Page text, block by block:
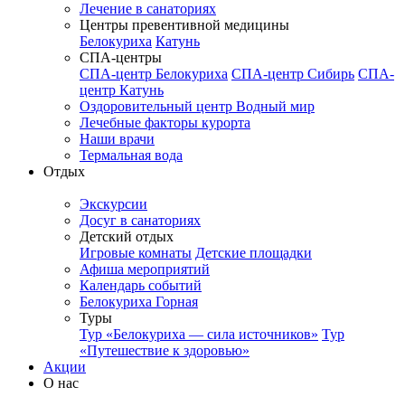
Лечение в санаториях
Центры превентивной медицины
Белокуриха Катунь
СПА-центры
СПА-центр Белокуриха СПА-центр Сибирь СПА-
центр Катунь
Оздоровительный центр Водный мир
Лечебные факторы курорта
Наши врачи
Термальная вода
Отдых
Экскурсии
Досуг в санаториях
Детский отдых
Игровые комнаты Детские площадки
Афиша мероприятий
Календарь событий
Белокуриха Горная
Туры
Тур «Белокуриха — сила источников» Тур
«Путешествие к здоровью»
Акции
О нас